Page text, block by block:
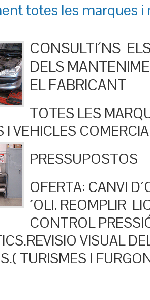
totes les marques i
CONSULTI´NS
DELS
EL FABRICANT
TOTES LES
I VEHICLES
PRESSUPOSTOS
OFERTA: CANVI
´OLI. REOMPLIR
CONTROL
VISUAL
TURISMES I